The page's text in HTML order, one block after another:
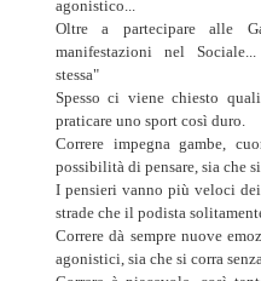
agonistico...
Oltre a partecipare alle
manifestazioni nel
stessa"
Spesso ci viene chiesto
praticare uno sport così duro.
Correre impegna gambe,
possibilità di pensare, sia che
I pensieri vanno più veloci
strade che il podista
Correre dà sempre nuove
agonistici, sia che si corra